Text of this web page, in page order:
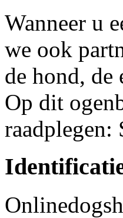
Wanneer u
we ook
de hond, de
Op dit
raadplegen: